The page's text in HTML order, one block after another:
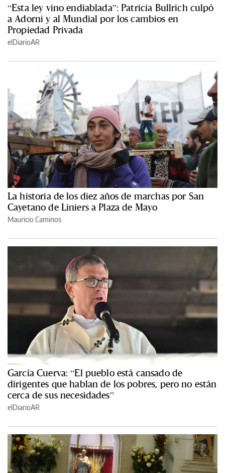
“Esta ley vino endiablada”: Patricia Bullrich culpó
a Adorni y al Mundial por los cambios en
Propiedad Privada
elDiarioAR
La historia de los diez años de marchas por San
Cayetano de Liniers a Plaza de Mayo
Mauricio Caminos
García Cuerva: “El pueblo está cansado de
dirigentes que hablan de los pobres, pero no están
cerca de sus necesidades”
elDiarioAR